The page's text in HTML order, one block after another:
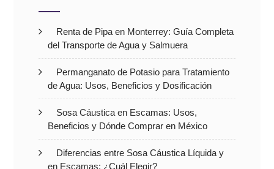
Renta de Pipa en Monterrey: Guía Completa
del Transporte de Agua y Salmuera
Permanganato de Potasio para Tratamiento
de Agua: Usos, Beneficios y Dosificación
Sosa Cáustica en Escamas: Usos,
Beneficios y Dónde Comprar en México
Diferencias entre Sosa Cáustica Líquida y
en Escamas: ¿Cuál Elegir?